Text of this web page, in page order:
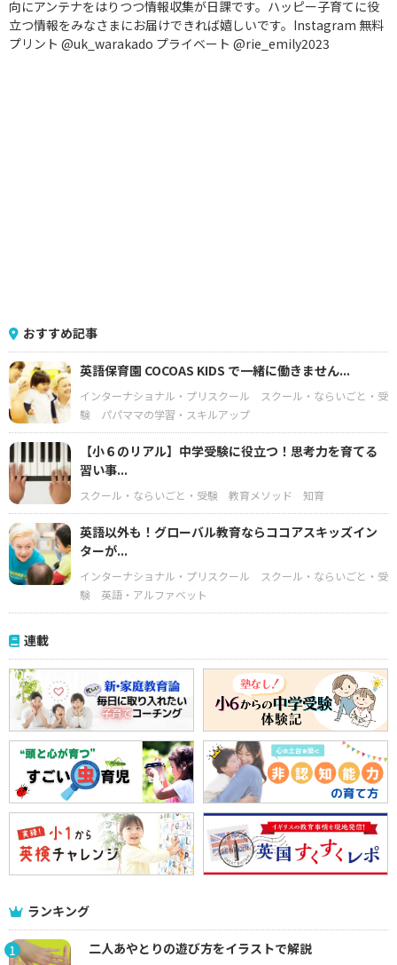
向にアンテナをはりつつ情報収集が日課です。ハッピー子育てに役
立つ情報をみなさまにお届けできれば嬉しいです。Instagram 無料
プリント @uk_warakado プライベート @rie_emily2023
おすすめ記事
英語保育園 COCOAS KIDS で一緒に働きません...
インターナショナル・プリスクール
スクール・ならいごと・受
験
パパママの学習・スキルアップ
【小６のリアル】中学受験に役立つ！思考力を育てる
習い事...
スクール・ならいごと・受験 教育メソッド 知育
英語以外も！グローバル教育ならココアスキッズイン
ターが...
インターナショナル・プリスクール
スクール・ならいごと・受
験
英語・アルファベット
連載
ランキング
1 二人あやとりの遊び方をイラストで解説